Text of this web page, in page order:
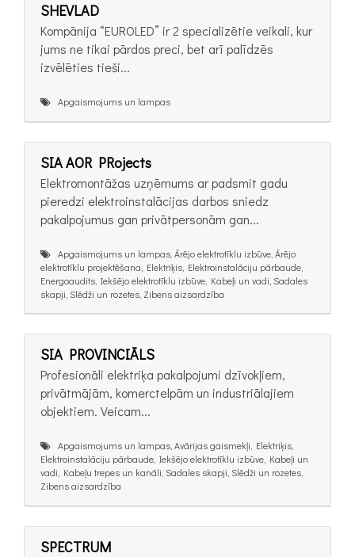
SHEVLAD
Kompānija “EUROLED” ir 2 specializētie veikali, kur
jums ne tikai pārdos preci, bet arī palīdzēs
izvēlēties tieši...
Apgaismojums un lampas
SIA AOR PRojects
Elektromontāžas uzņēmums ar padsmit gadu
pieredzi elektroinstalācijas darbos sniedz
pakalpojumus gan privātpersonām gan...
Apgaismojums un lampas, Ārējo elektrotīklu izbūve, Ārējo
elektrotīklu projektēšana, Elektriķis, Elektroinstalāciju pārbaude,
Energoaudits, Iekšējo elektrotīklu izbūve, Kabeļi un vadi, Sadales
skapji, Slēdži un rozetes, Zibens aizsardzība
SIA PROVINCIĀLS
Profesionāli elektriķa pakalpojumi dzīvokļiem,
privātmājām, komerctelpām un industriālajiem
objektiem. Veicam...
Apgaismojums un lampas, Avārijas gaismekļi, Elektriķis,
Elektroinstalāciju pārbaude, Iekšējo elektrotīklu izbūve, Kabeļi un
vadi, Kabeļu trepes un kanāli, Sadales skapji, Slēdži un rozetes,
Zibens aizsardzība
SPECTRUM